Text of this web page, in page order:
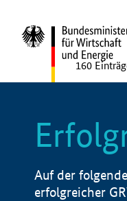
160
Auf der
erfolgreicher